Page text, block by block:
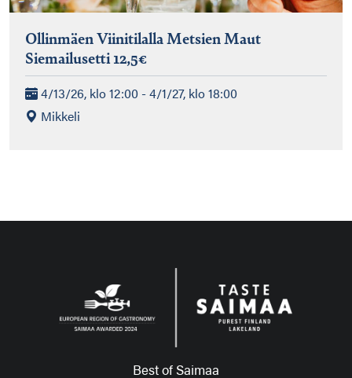
Ollinmäen Viinitilalla Metsien Maut
Siemailusetti 12,5€
4/13/26, klo 12:00 - 4/1/27, klo 18:00
Mikkeli
Best of Saimaa